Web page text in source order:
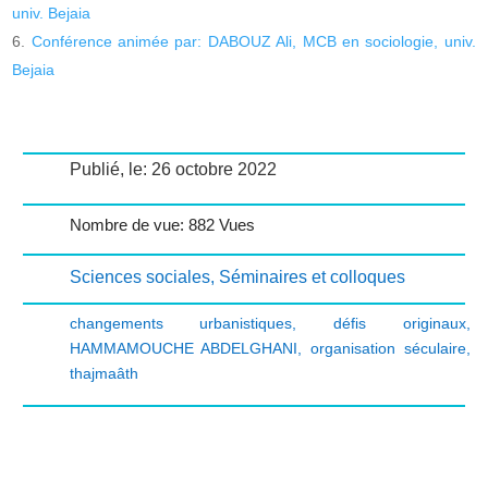
univ. Bejaia
Conférence animée par: DABOUZ Ali, MCB en sociologie, univ.
Bejaia
Publié, le: 26 octobre 2022
Nombre de vue: 882 Vues
Sciences sociales, Séminaires et colloques
changements urbanistiques défis originaux,
HAMMAMOUCHE ABDELGHANI
organisation séculaire,
thajmaâth